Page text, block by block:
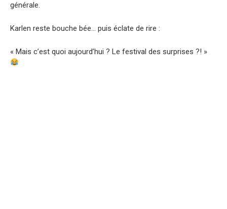
générale.
Karlen reste bouche bée… puis éclate de rire :
« Mais c’est quoi aujourd’hui ? Le festival des surprises ?! »